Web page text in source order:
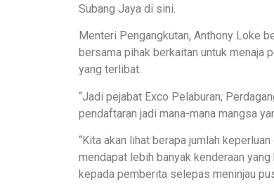
Subang Jaya di sini.
Menteri Pengangkutan, Anthony Loke
bersama pihak berkaitan untuk
yang terlibat.
“Jadi pejabat Exco Pelaburan,
pendaftaran jadi mana-mana mangsa
“Kita akan lihat berapa jumlah
mendapat lebih banyak kenderaan
kepada pemberita selepas meninjau